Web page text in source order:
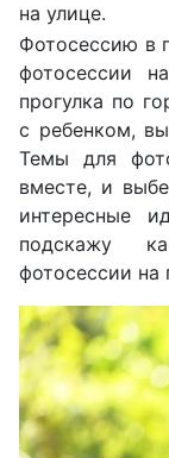
на улице.
Фотосессию в
фотосессии
прогулка по
с ребенком,
Темы для
вместе, и
интересные
подскажу
фотосессии на